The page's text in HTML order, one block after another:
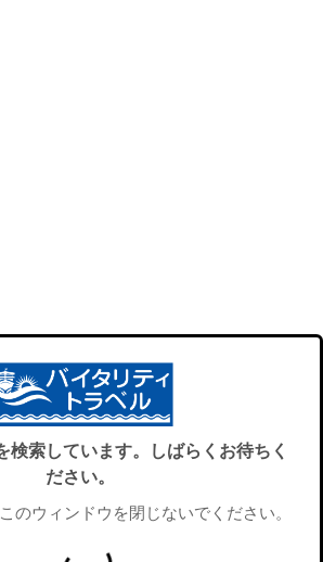
検索しています。しばらくお待ちく
ださい。
のウィンドウを閉じないでください。